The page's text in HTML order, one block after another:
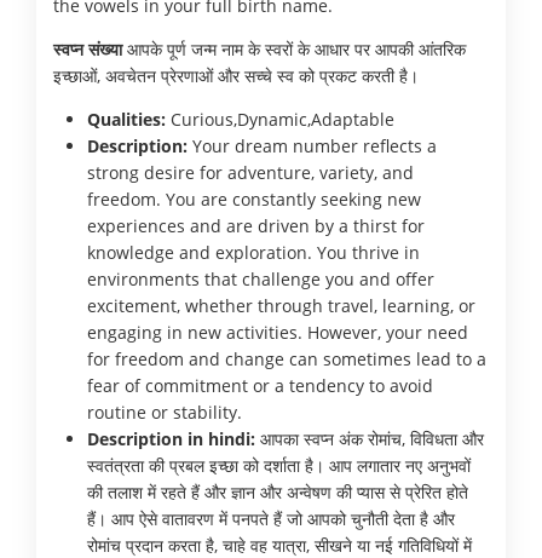
the vowels in your full birth name.
स्वप्न संख्याआपके पूर्ण जन्म नाम के स्वरों के आधार पर आपकी आंतरिक
इच्छाओं, अवचेतन प्रेरणाओं और सच्चे स्व को प्रकट करती है।
Qualities: Curious,Dynamic,Adaptable
Description: Your dream number reflects a
strong desire for adventure, variety, and
freedom. You are constantly seeking new
experiences and are driven by a thirst for
knowledge and exploration. You thrive in
environments that challenge you and offer
excitement, whether through travel, learning, or
engaging in new activities. However, your need
for freedom and change can sometimes lead to a
fear of commitment or a tendency to avoid
routine or stability.
Description in hindi: आपका स्वप्न अंक रोमांच, विविधता और
स्वतंत्रता की प्रबल इच्छा को दर्शाता है। आप लगातार नए अनुभवों
की तलाश में रहते हैं और ज्ञान और अन्वेषण की प्यास से प्रेरित होते
हैं। आप ऐसे वातावरण में पनपते हैं जो आपको चुनौती देता है और
रोमांच प्रदान करता है, चाहे वह यात्रा, सीखने या नई गतिविधियों में